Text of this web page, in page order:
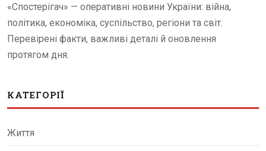
«Спостерігач» — оперативні новини України: війна,
політика, економіка, суспільство, регіони та світ.
Перевірені факти, важливі деталі й оновлення
протягом дня.
КАТЕГОРІЇ
Життя